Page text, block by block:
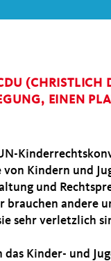
EINEN
Kindern und
und
brauchen andere
sehr verletzlich
Kinder- und